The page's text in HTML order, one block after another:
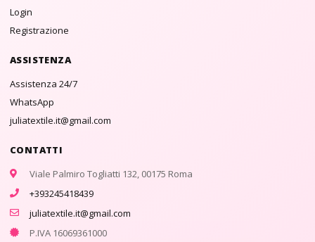
Login
Registrazione
ASSISTENZA
Assistenza 24/7
WhatsApp
juliatextile.it@gmail.com
CONTATTI
Viale Palmiro Togliatti 132, 00175 Roma
+393245418439
juliatextile.it@gmail.com
P.IVA 16069361000